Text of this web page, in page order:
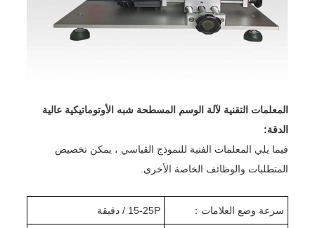
المعلمات التقنية لآلة الوسم المسطحة شبه الأوتوماتيكية عالية
الدقة:
فيما يلي المعلمات الفنية للنموذج القياسي ، يمكن تخصيص
المتطلبات والوظائف الخاصة الأخرى.
سرعة وضع العلامات ： 15-25P / دقيقة